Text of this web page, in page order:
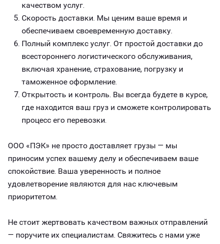
качеством услуг.
Скорость доставки. Мы ценим ваше время и
обеспечиваем своевременную доставку.
Полный комплекс услуг. От простой доставки до
всестороннего логистического обслуживания,
включая хранение, страхование, погрузку и
таможенное оформление.
Открытость и контроль. Вы всегда будете в курсе,
где находится ваш груз и сможете контролировать
процесс его перевозки.
ООО «ПЭК» не просто доставляет грузы — мы
приносим успех вашему делу и обеспечиваем ваше
спокойствие. Ваша уверенность и полное
удовлетворение являются для нас ключевым
приоритетом.
Не стоит жертвовать качеством важных отправлений
— поручите их специалистам. Свяжитесь с нами уже